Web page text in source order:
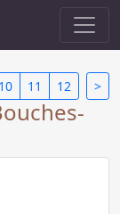
10 11 12 >